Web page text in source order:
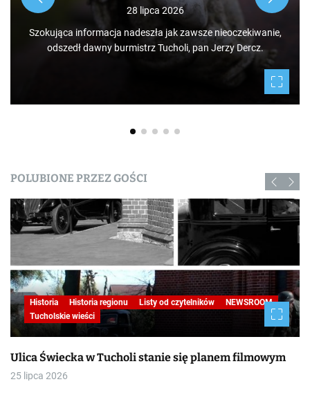
28 lipca 2026
Szokująca informacja nadeszła jak zawsze nieoczekiwanie,
odszedł dawny burmistrz Tucholi, pan Jerzy Dercz.
POLUBIONE PRZEZ GOŚCI
Historia Historia regionu Listy od czytelników
NEWSROOM
Tucholskie wieści
Ulica Świecka w Tucholi stanie się planem filmowym
25 lipca 2026